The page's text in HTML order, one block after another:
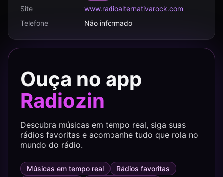
Site
www.radioalternativarock.com
Telefone
Não informado
Ouça no app
Radiozin
Descubra músicas em tempo real, siga suas
rádios favoritas e acompanhe tudo que rola no
mundo do rádio.
Músicas em tempo real
Rádios favoritas